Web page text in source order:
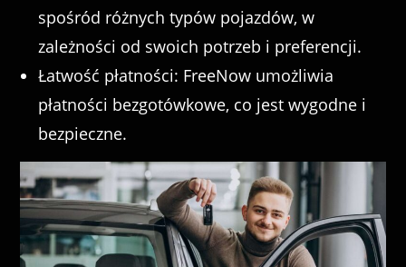
spośród różnych typów pojazdów, w
zależności od swoich potrzeb i preferencji.
Łatwość płatności: FreeNow umożliwia
płatności bezgotówkowe, co jest wygodne i
bezpieczne.